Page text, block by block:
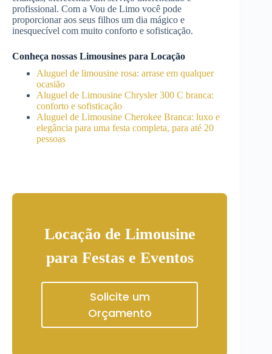
profissional. Com a Vou de Limo você pode
proporcionar aos seus filhos um dia mágico e
inesquecível com muito conforto e sofisticação.
Conheça nossas Limousines para Locação
Aluguel de limousine rosa: arrase em qualquer
ocasião
Aluguel de Limousine Chrysler 300 C branca:
conforto e sofisticação
Aluguel de Limousine Cherokee Branca: luxo e
elegância para uma festa completa, para até 20
pessoas
Locação de Limousine
para Festas e Eventos
Solicite um
Orçamento